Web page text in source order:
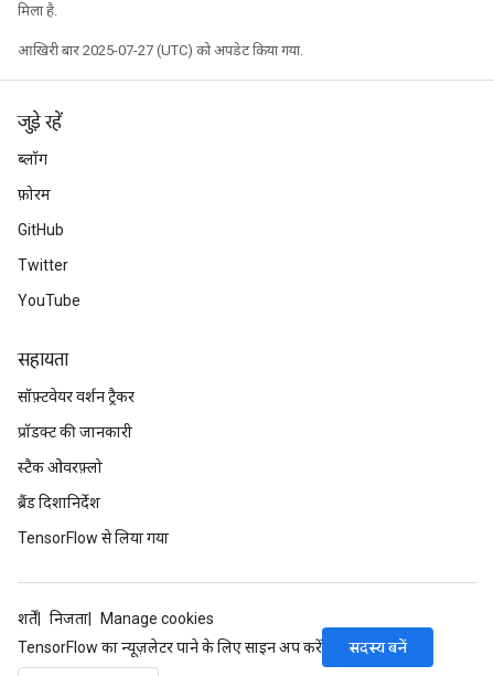
मिला है.
आखिरी बार 2025-07-27 (UTC) को अपडेट किया गया.
जुड़े रहें
ब्लॉग
फ़ोरम
GitHub
Twitter
YouTube
सहायता
सॉफ़्टवेयर वर्शन ट्रैकर
प्रॉडक्ट की जानकारी
स्टैक ओवरफ़्लो
ब्रैंड दिशानिर्देश
TensorFlow से लिया गया
शर्तें निजता
Manage cookies
TensorFlow का न्यूज़लेटर पाने के लिए साइन अप करें
सदस्य बनें